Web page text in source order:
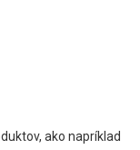
ako napríklad